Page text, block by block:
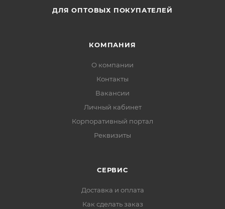
ДЛЯ ОПТОВЫХ ПОКУПАТЕЛЕЙ
КОМПАНИЯ
О компании
Контакты
Вакансии
Личный кабинет
Корпоративный портал
Реквизиты
СЕРВИС
Доставка и оплата
Как сделать заказ